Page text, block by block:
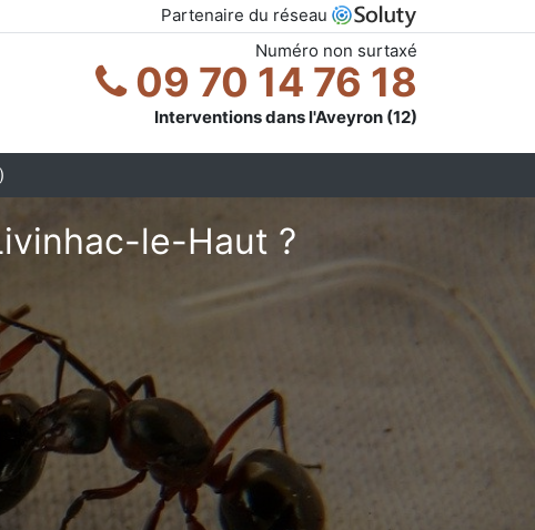
Partenaire du réseau
Numéro non surtaxé
09 70 14 76 18
Interventions dans l'Aveyron (12)
le-Haut ?